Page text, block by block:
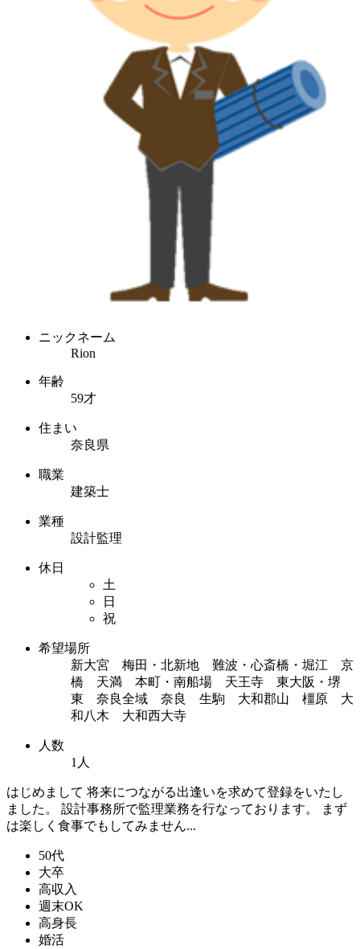
ニックネーム
Rion
年齢
59才
住まい
奈良県
職業
建築士
業種
設計監理
休日
土
日
祝
希望場所
新大宮 梅田・北新地 難波・心斎橋・堀江 京
橋 天満 本町・南船場 天王寺 東大阪・堺
東 奈良全域 奈良 生駒 大和郡山 橿原 大
和八木 大和西大寺
人数
1人
はじめまして 将来につながる出逢いを求めて登録をいたし
ました。 設計事務所で監理業務を行なっております。 まず
は楽しく食事でもしてみません...
50代
大卒
高収入
週末OK
高身長
婚活